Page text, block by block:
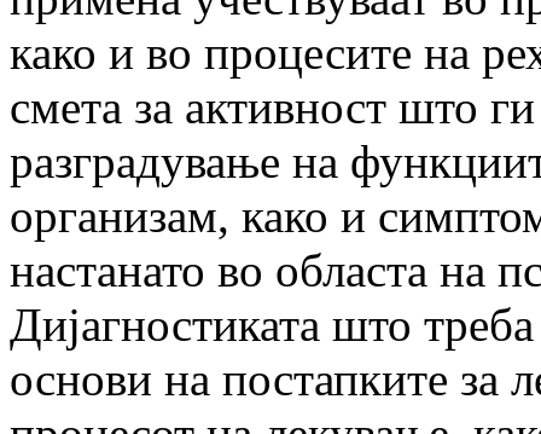
како и во процесите на
смета за активност што
разградување на
организам, како и
настанато во областа на
Дијагностиката што
основи на постапките за